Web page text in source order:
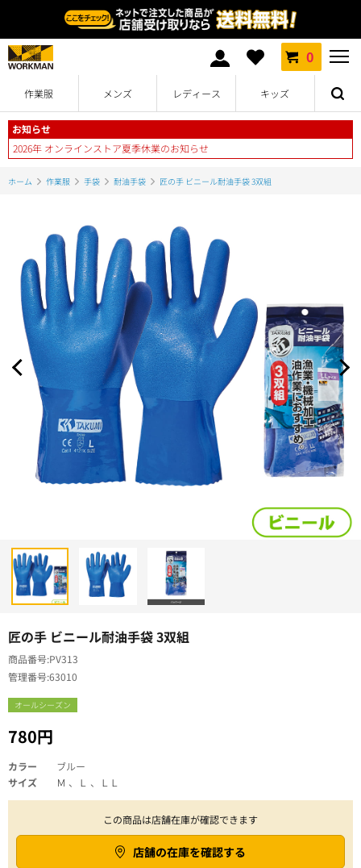
0
作業服 メンズ レディース キッズ
お知らせ
2026年 オンラインストア夏季休業のお知らせ
ホーム 作業服 手袋 耐油手袋 匠の手 ビニール耐油手袋 3双組
匠の手 ビニール耐油手袋 3双組
オールシーズン
780円
商品番号 PV313
管理番号63010
カラー
ブルー
サイズ
Ｍ 、Ｌ 、ＬＬ
この商品は店舗在庫が確認できます
店舗の在庫を確認する